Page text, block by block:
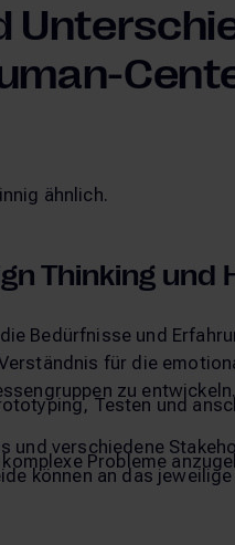
ähnlich.
Thinking und
Bedürfnisse und
für die
zu entwickeln.
Testen und
und verschiedene
Probleme
können an das